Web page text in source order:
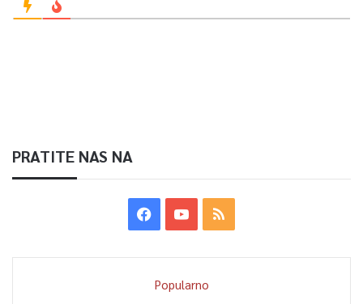
PRATITE NAS NA
Popularno